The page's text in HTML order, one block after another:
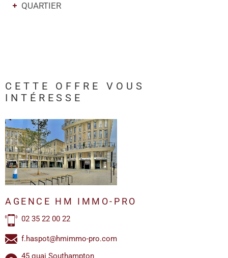
QUARTIER
CETTE OFFRE
VOUS
INTÉRESSE
AGENCE HM IMMO-PRO
02 35 22 00 22
f.haspot@hmimmo-pro.com
45 quai Southampton